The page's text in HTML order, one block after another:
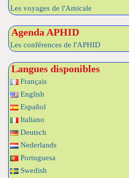
Les voyages de l'Amicale
Agenda APHID
Les conférences de l'APHID
Langues disponibles
Français
English
Español
Italiano
Deutsch
Nederlands
Portuguesa
Swedish